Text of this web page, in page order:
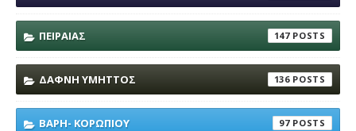
ΠΕΙΡΑΙΑΣ 147
ΔΑΦΝΗ ΥΜΗΤΤΟΣ 136
ΒΑΡΗ- ΚΟΡΩΠΙΟΥ 97